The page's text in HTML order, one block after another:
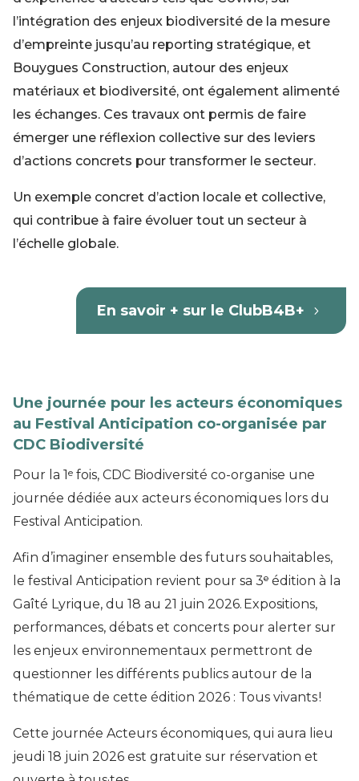
l’intégration des enjeux biodiversité de la mesure
d’empreinte jusqu’au reporting stratégique, et
Bouygues Construction, autour des enjeux
matériaux et biodiversité, ont également alimenté
les échanges. Ces travaux ont permis de faire
émerger une réflexion collective sur des leviers
d’actions concrets pour transformer le secteur.
Un exemple concret d’action locale et collective,
qui contribue à faire évoluer tout un secteur à
l’échelle globale.
En savoir + sur le ClubB4B+
Une journée pour les acteurs économiques
au Festival Anticipation co-organisée par
CDC Biodiversité
Pour la 1 e fois, CDC Biodiversité co-organise une
journée dédiée aux acteurs économiques lors du
Festival Anticipation.
Afin d’imaginer ensemble des futurs souhaitables,
le festival Anticipation revient pour sa 3ᵉ édition à la
Gaîté Lyrique, du 18 au 21 juin 2026. Expositions,
performances, débats et concerts pour alerter sur
les enjeux environnementaux permettront de
questionner les différents publics autour de la
thématique de cette édition 2026 : Tous vivants !
Cette journée Acteurs économiques, qui aura lieu
jeudi 18 juin 2026 est gratuite sur réservation et